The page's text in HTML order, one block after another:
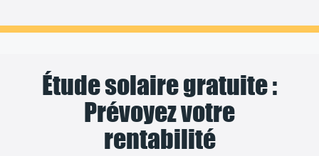
Étude solaire gratuite :
Prévoyez votre
rentabilité